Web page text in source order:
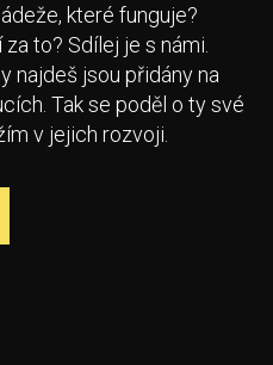
které funguje?
to? Sdílej je s námi.
najdeš jsou přidány na
Tak se poděl o ty své
v jejich rozvoji.